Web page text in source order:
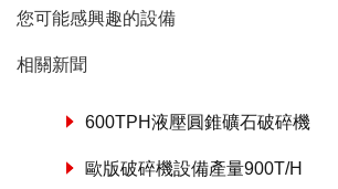
您可能感興趣的設備
相關新聞
600TPH液壓圓錐礦石破碎機
歐版破碎機設備產量900T/H